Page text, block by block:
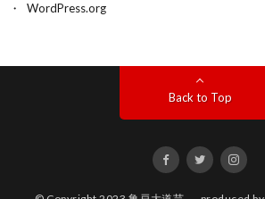
WordPress.org
Back to Top